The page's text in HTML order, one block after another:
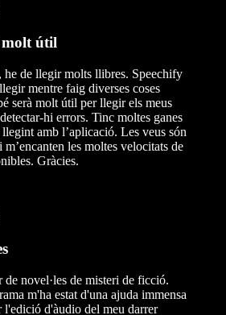
útil
he de llegir molts llibres. Speechify
mentre faig diverses coses
serà molt útil per llegir els meus
hi errors. Tinc moltes ganes
amb l’aplicació. Les veus són
m’encanten les moltes velocitats de
Gràcies.
de novel·les de misteri de ficció.
m'ha estat d'una ajuda immensa
l'edició d'àudio del meu darrer